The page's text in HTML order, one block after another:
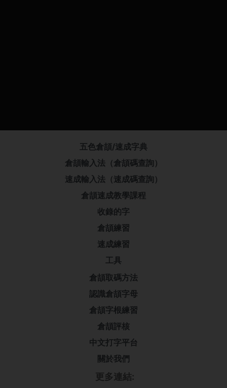
五色倉頡/速成字典
倉頡輸入法（倉頡碼查詢）
速成輸入法（速成碼查詢）
倉頡速成教學課程
收錄的字
倉頡練習
速成練習
工具
倉頡取碼方法
認識倉頡字母
倉頡字根練習
倉頡評核
中文打字平台
關於我們
更多連結: